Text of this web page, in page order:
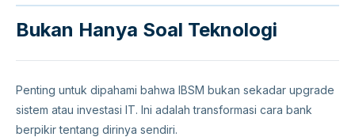
Bukan Hanya Soal Teknologi
Penting untuk dipahami bahwa IBSM bukan sekadar upgrade
sistem atau investasi IT. Ini adalah transformasi cara bank
berpikir tentang dirinya sendiri.